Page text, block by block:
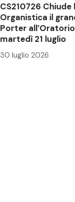
CS210726 Chiude
Organistica il
Porter
martedì 21 luglio
30 luglio 2026